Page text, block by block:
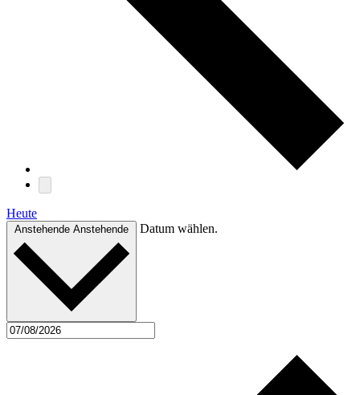
Heute
Anstehende Anstehende Datum wählen.